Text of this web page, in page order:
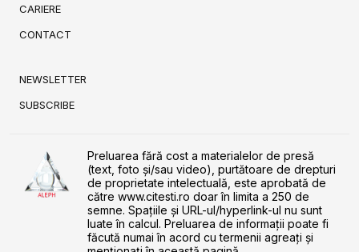
CARIERE
CONTACT
NEWSLETTER
SUBSCRIBE
Preluarea fără cost a materialelor de presă
(text, foto și/sau video), purtătoare de drepturi
de proprietate intelectuală, este aprobată de
către www.citesti.ro doar în limita a 250 de
semne. Spaţiile şi URL-ul/hyperlink-ul nu sunt
luate în calcul. Preluarea de informaţii poate fi
făcută numai în acord cu termenii agreaţi şi